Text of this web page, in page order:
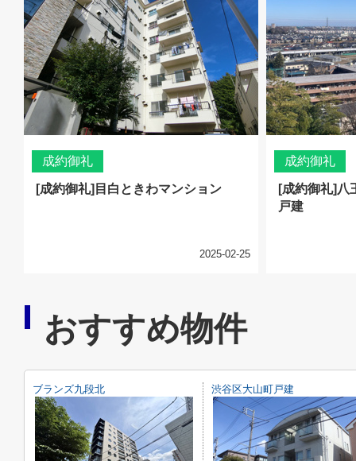
成約御礼
[成約御礼]目白ときわマンション
2025-02-25
成約御礼
[成約御礼]八
戸建
おすすめ物件
ブランズ九段北 渋谷区大山町戸建